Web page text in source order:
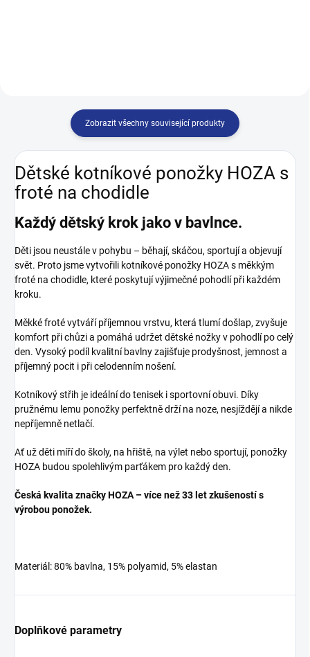
Zobrazit všechny související produkty
Dětské kotníkové ponožky HOZA s
froté na chodidle
Každý dětský krok jako v bavlnce.
Děti jsou neustále v pohybu – běhají, skáčou, sportují a objevují
svět. Proto jsme vytvořili kotníkové ponožky HOZA s měkkým
froté na chodidle, které poskytují výjimečné pohodlí při každém
kroku.
Měkké froté vytváří příjemnou vrstvu, která tlumí došlap, zvyšuje
komfort při chůzi a pomáhá udržet dětské nožky v pohodlí po celý
den. Vysoký podíl kvalitní bavlny zajišťuje prodyšnost, jemnost a
příjemný pocit i při celodenním nošení.
Kotníkový střih je ideální do tenisek i sportovní obuvi. Díky
pružnému lemu ponožky perfektně drží na noze, nesjíždějí a nikde
nepříjemně netlačí.
Ať už děti míří do školy, na hřiště, na výlet nebo sportují, ponožky
HOZA budou spolehlivým parťákem pro každý den.
Česká kvalita značky HOZA – více než 33 let zkušeností s
výrobou ponožek.
Materiál: 80% bavlna, 15% polyamid, 5% elastan
Doplňkové parametry